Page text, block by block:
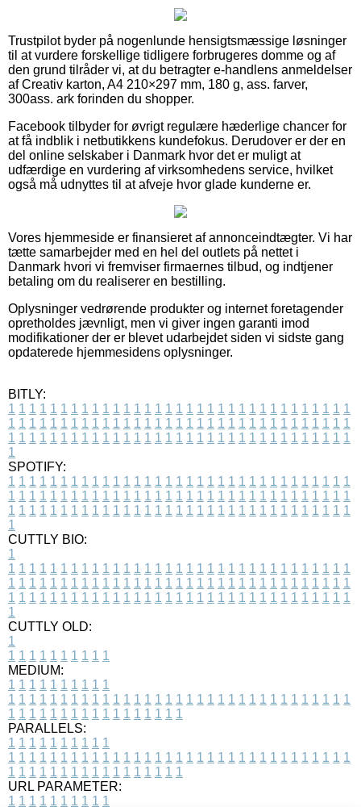
Trustpilot byder på nogenlunde hensigtsmæssige løsninger
til at vurdere forskellige tidligere forbrugeres domme og af
den grund tilråder vi, at du betragter e-handlens anmeldelser
af Creativ karton, A4 210×297 mm, 180 g, ass. farver,
300ass. ark forinden du shopper.
Facebook tilbyder for øvrigt regulære hæderlige chancer for
at få indblik i netbutikkens kundefokus. Derudover er der en
del online selskaber i Danmark hvor det er muligt at
udfærdige en vurdering af virksomhedens service, hvilket
også må udnyttes til at afveje hvor glade kunderne er.
Vores hjemmeside er finansieret af annonceindtægter. Vi har
tætte samarbejder med en hel del outlets på nettet i
Danmark hvori vi fremviser firmaernes tilbud, og indtjener
betaling om du realiserer en bestilling.
Oplysninger vedrørende produkter og internet foretagender
opretholdes jævnligt, men vi giver ingen garanti imod
modifikationer der er blevet udarbejdet siden vi sidste gang
opdaterede hjemmesidens oplysninger.
BITLY:
1 1 1 1 1 1 1 1 1 1 1 1 1 1 1 1 1 1 1 1 1 1 1 1 1 1 1 1 1 1 1 1 1
1 1 1 1 1 1 1 1 1 1 1 1 1 1 1 1 1 1 1 1 1 1 1 1 1 1 1 1 1 1 1 1 1
1 1 1 1 1 1 1 1 1 1 1 1 1 1 1 1 1 1 1 1 1 1 1 1 1 1 1 1 1 1 1 1 1
1
SPOTIFY:
1 1 1 1 1 1 1 1 1 1 1 1 1 1 1 1 1 1 1 1 1 1 1 1 1 1 1 1 1 1 1 1 1
1 1 1 1 1 1 1 1 1 1 1 1 1 1 1 1 1 1 1 1 1 1 1 1 1 1 1 1 1 1 1 1 1
1 1 1 1 1 1 1 1 1 1 1 1 1 1 1 1 1 1 1 1 1 1 1 1 1 1 1 1 1 1 1 1 1
1
CUTTLY BIO:
1
1 1 1 1 1 1 1 1 1 1 1 1 1 1 1 1 1 1 1 1 1 1 1 1 1 1 1 1 1 1 1 1 1
1 1 1 1 1 1 1 1 1 1 1 1 1 1 1 1 1 1 1 1 1 1 1 1 1 1 1 1 1 1 1 1 1
1 1 1 1 1 1 1 1 1 1 1 1 1 1 1 1 1 1 1 1 1 1 1 1 1 1 1 1 1 1 1 1 1
1
CUTTLY OLD:
1
1 1 1 1 1 1 1 1 1 1
MEDIUM:
1 1 1 1 1 1 1 1 1 1
1 1 1 1 1 1 1 1 1 1 1 1 1 1 1 1 1 1 1 1 1 1 1 1 1 1 1 1 1 1 1 1 1
1 1 1 1 1 1 1 1 1 1 1 1 1 1 1 1 1
PARALLELS:
1 1 1 1 1 1 1 1 1 1
1 1 1 1 1 1 1 1 1 1 1 1 1 1 1 1 1 1 1 1 1 1 1 1 1 1 1 1 1 1 1 1 1
1 1 1 1 1 1 1 1 1 1 1 1 1 1 1 1 1
URL PARAMETER:
1 1 1 1 1 1 1 1 1 1